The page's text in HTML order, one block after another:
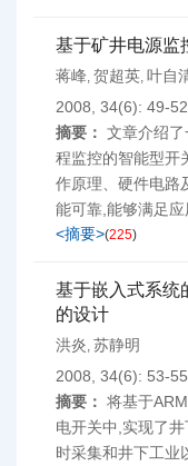
基于矿井电源监
蒋峰, 贺超英, 叶自
2008, 34(6): 49-52.
摘要： 文章介绍
程监控的智能型开
作原理、硬件电路
能可靠,能够满足应
<摘要>(225)
基于嵌入式系统
的设计
洪炎, 苏静明
2008, 34(6): 53-55.
摘要： 将基于
电开关中,实现了
时采集和井下工业